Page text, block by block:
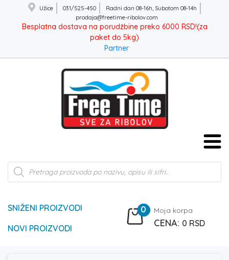
Užice 031/525-450
Radni dan 08-16h, Subotom 08-14h
prodaja@freetime-ribolov.com
Besplatna dostava na porudžbine preko 6000 RSD!(za
paket do 5kg)
Partner
Products
search
SNIŽENI PROIZVODI
NOVI PROIZVODI
0 Moja korpa
0 RSD